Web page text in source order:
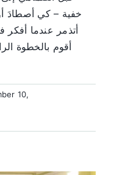
خفية – كي أصطادَ
أتذمر عندما أفكر
أقوم بالخطوة
10,